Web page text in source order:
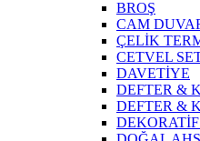
BROŞ
CAM
ÇELİK
CETVEL
DAVETİYE
DEFTER &
DEFTER &